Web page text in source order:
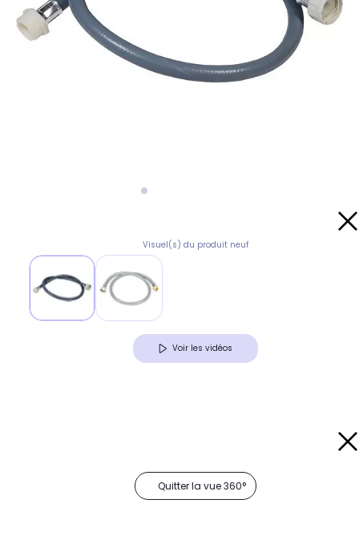
Visuel(s) du produit neuf
Voir les vidéos
Quitter la vue 360°